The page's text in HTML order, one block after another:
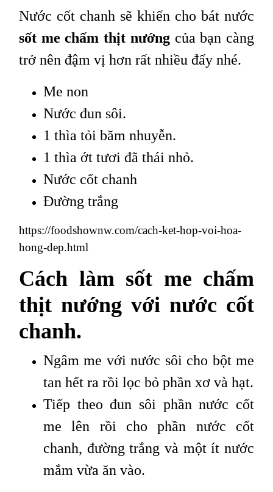
Nước cốt chanh sẽ khiến cho bát nước
sốt me chấm thịt nướngcủa bạn càng
trở nên đậm vị hơn rất nhiều đấy nhé.
Me non
Nước đun sôi.
1 thìa tỏi băm nhuyễn.
1 thìa ớt tươi đã thái nhỏ.
Nước cốt chanh
Đường trắng
https://foodshownw.com/cach-ket-hop-voi-hoa-
hong-dep.html
Cách làm sốt me chấm
thịt nướng với nước cốt
chanh.
Ngâm me với nước sôi cho bột me
tan hết ra rồi lọc bỏ phần xơ và hạt.
Tiếp theo đun sôi phần nước cốt
me lên rồi cho phần nước cốt
chanh, đường trắng và một ít nước
mắm vừa ăn vào.